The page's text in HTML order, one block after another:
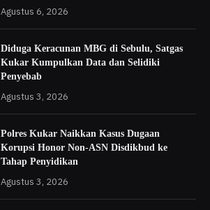
Agustus 6, 2026
Diduga Keracunan MBG di Sebulu, Satgas
Kukar Kumpulkan Data dan Selidiki
Penyebab
Agustus 3, 2026
Polres Kukar Naikkan Kasus Dugaan
Korupsi Honor Non-ASN Disdikbud ke
Tahap Penyidikan
Agustus 3, 2026